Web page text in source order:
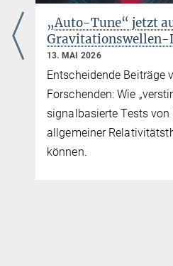
„Auto-Tune“ jetzt
Gravitationswellen-
13. MAI 2026
Entscheidende Beiträge
Forschenden: Wie
signalbasierte Tests von
allgemeiner
können.